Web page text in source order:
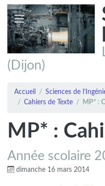
(Dijon)
Accueil Sciences de
Cahiers de Texte
MP* :
MP* :
Année scolaire
dimanche 16 mars 2014